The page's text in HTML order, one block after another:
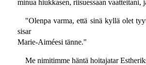
minua hiukkasen, riisuessaan vaatteitani,
"Olenpa varma, että sinä kyllä olet
sisar
Marie-Aiméesi tänne."
Me nimitimme häntä hoitajatar